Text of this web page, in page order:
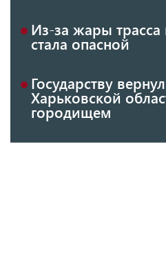
Из-за жары
стала опасной
Государству
Харьковской
городищем